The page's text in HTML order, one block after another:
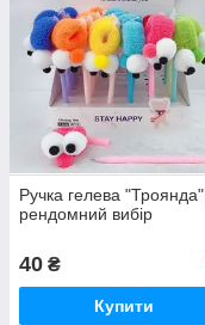
Ручка гелева "Троянда",
рендомний вибір
40 ₴
Купити